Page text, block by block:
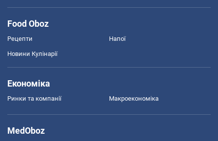
Food Oboz
Рецепти Напої
Новини Кулінарії
Економіка
Ринки та компанії Макроекономіка
MedOboz